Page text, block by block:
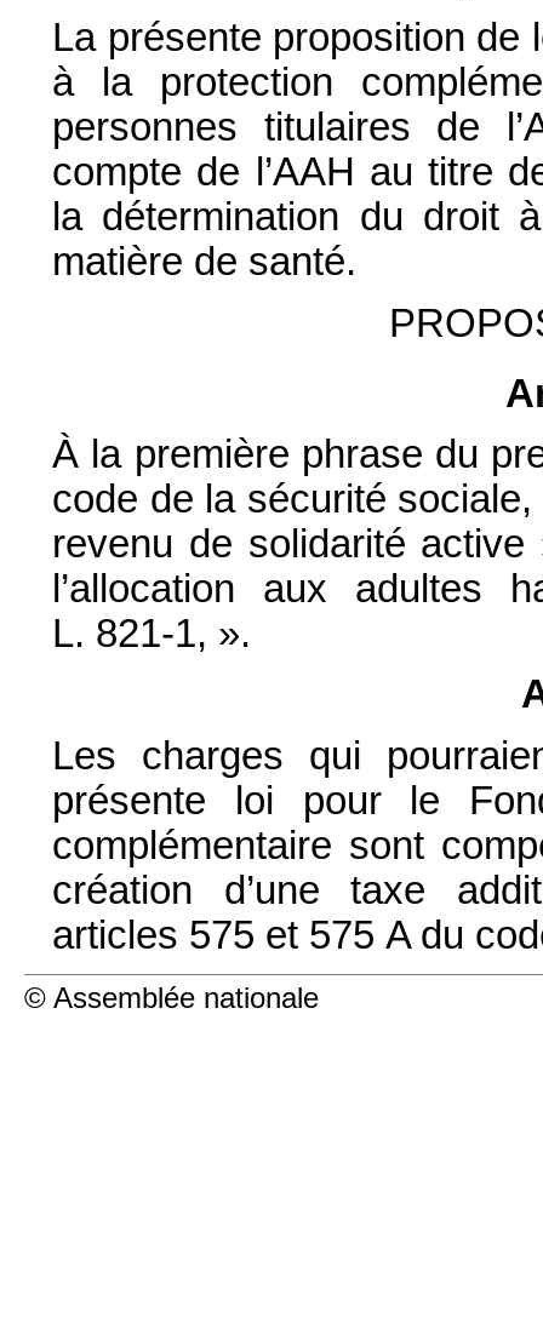
La présente proposition de
à la protection
personnes titulaires de
compte de l’AAH au titre
la détermination du droit
matière de santé.
À la première phrase du
code de la sécurité
revenu de solidarité
l’allocation aux adultes
L. 821-1, ».
Les charges qui
présente loi pour le
complémentaire sont
création d’une taxe
articles 575 et 575 A du
© Assemblée nationale